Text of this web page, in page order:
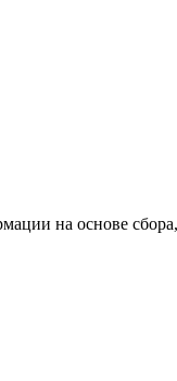
на основе